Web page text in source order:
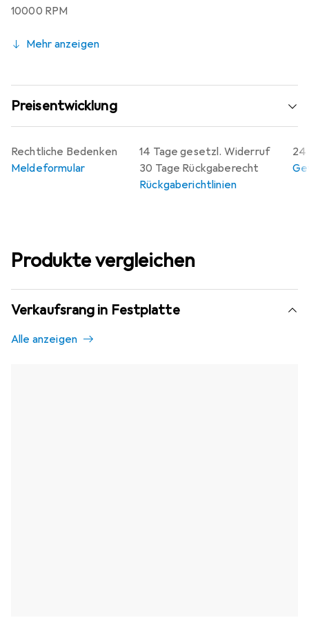
10000 RPM
Mehr anzeigen
Preisentwicklung
14 Tage gesetzl. Widerruf
30 Tage Rückgaberecht
Rückgaberichtlinien
24
Rechtliche Bedenken
Meldeformular
Produkte vergleichen
Verkaufsrang in Festplatte
Alle anzeigen